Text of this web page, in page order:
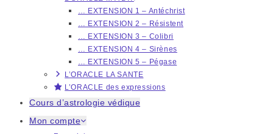
… EXTENSION 1 – Antéchrist
… EXTENSION 2 – Résistent
… EXTENSION 3 – Colibri
… EXTENSION 4 – Sirènes
… EXTENSION 5 – Pégase
L’ORACLE LA SANTE
L’ORACLE des expressions
Cours d’astrologie védique
Mon compte